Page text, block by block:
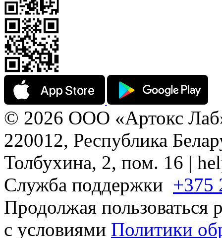
© 2026 ООО «Артокс
220012, Республика
Толбухина, 2, пом. 16 |
Служба поддержки +375
Продолжая пользоваться
с условиями Политики